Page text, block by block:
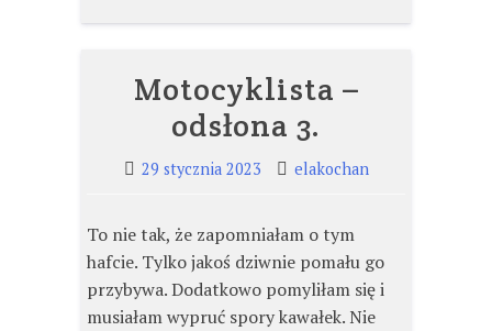
4.
Motocyklista –
odsłona 3.
29 stycznia 2023 elakochan
To nie tak, że zapomniałam o tym
hafcie. Tylko jakoś dziwnie pomału go
przybywa. Dodatkowo pomyliłam się i
musiałam wypruć spory kawałek. Nie